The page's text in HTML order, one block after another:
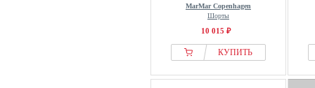
MarMar Copenhagen
Шорты
10 015 ₽
КУПИТЬ